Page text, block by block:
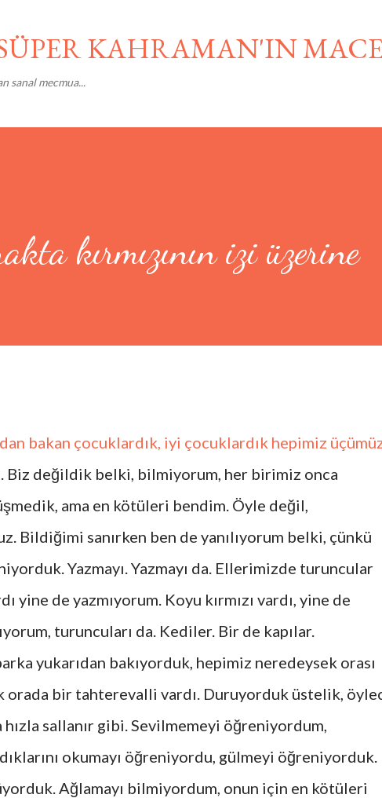
KAHRAMAN'IN
sanal mecmua...
kırmızının izi üzerine
bakan çocuklardık, iyi çocuklardık hepimiz
Biz değildik belki, bilmiyorum, her birimiz onca
ama en kötüleri bendim. Öyle değil,
Bildiğimi sanırken ben de yanılıyorum belki, çünkü
Yazmayı. Yazmayı da. Ellerimizde turuncular
yine de yazmıyorum. Koyu kırmızı vardı, yine de
turuncuları da. Kediler. Bir de kapılar.
yukarıdan bakıyorduk, hepimiz neredeysek orası
orada bir tahterevalli vardı. Duruyorduk üstelik,
hızla sallanır gibi. Sevilmemeyi öğreniyordum,
okumayı öğreniyordu, gülmeyi öğreniyorduk.
Ağlamayı bilmiyordum, onun için en kötüleri